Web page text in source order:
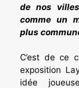
de nos
comme un
plus
C’est de ce
exposition
idée